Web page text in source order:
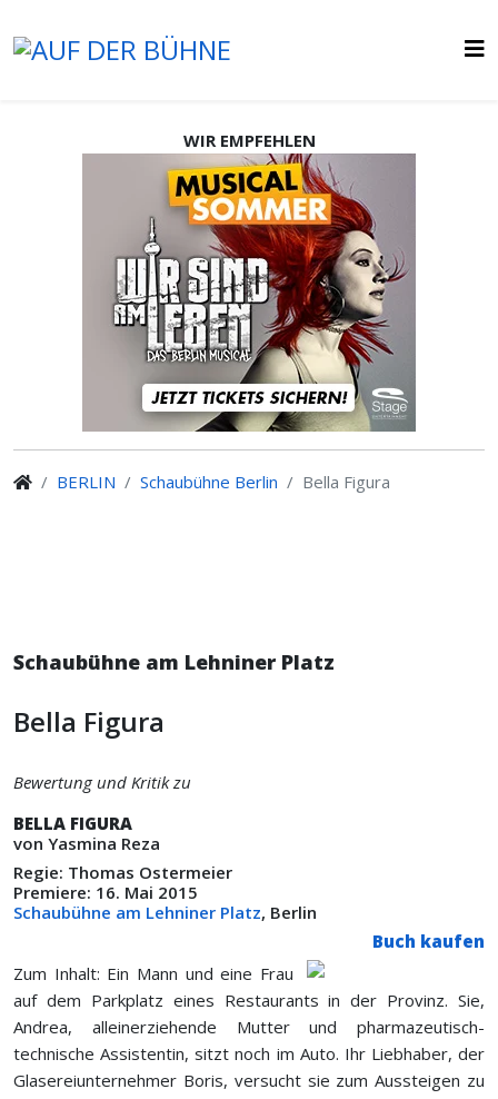
WIR EMPFEHLEN
BERLIN Schaubühne Berlin Bella Figura
Schaubühne am Lehniner Platz
Bella Figura
Bewertung und Kritik zu
BELLA FIGURA
von Yasmina Reza
Regie: Thomas Ostermeier
Premiere: 16. Mai 2015
Schaubühne am Lehniner Platz, Berlin
Buch kaufen
Zum Inhalt: Ein Mann und eine Frau
auf dem Parkplatz eines Restaurants in der Provinz. Sie,
Andrea, alleinerziehende Mutter und pharmazeutisch-
technische Assistentin, sitzt noch im Auto. Ihr Liebhaber, der
Glasereiunternehmer Boris, versucht sie zum Aussteigen zu